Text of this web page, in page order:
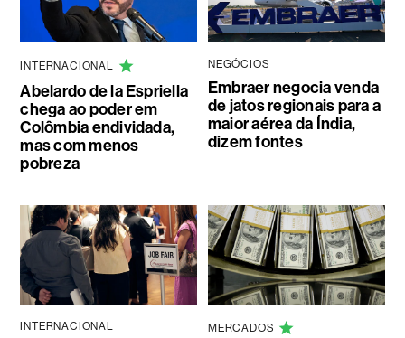
INTERNACIONAL
Abelardo de la Espriella
chega ao poder em
Colômbia endividada,
mas com menos
pobreza
NEGÓCIOS
Embraer negocia venda
de jatos regionais para a
maior aérea da Índia,
dizem fontes
INTERNACIONAL MERCADOS